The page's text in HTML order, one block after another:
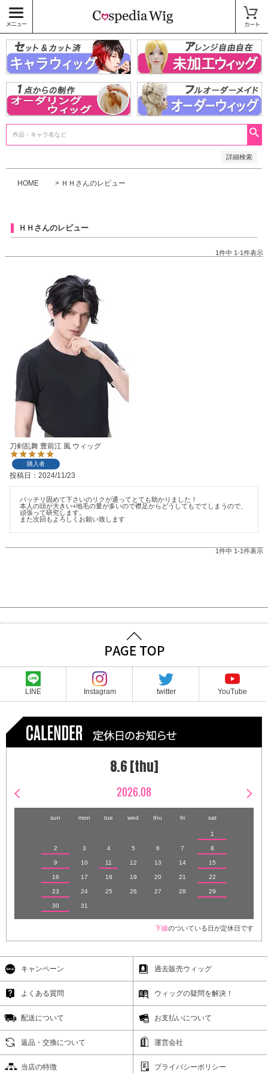
詳細検索
〜
商品タグ
キャラウィッグ
未加工ウィッグ
ベースウィッグ
衣装
SALE中
HOME ＨＨさんのレビュー
ＨＨさんのレビュー
1 件中 1 -1 件表示
刀剣乱舞 豊前江 風 ウィッグ
購入者
投稿日 2024/11/23
バッチリ固めて下さいのリクが通ってとても助かりました！
本人の頭が大きい+地毛の量が多いので襟足からどうしてもでてしまうので、
頑張って研究します。
また次回もよろしくお願い致します
1 件中 1 -1 件表示
LINE Instagram twitter YouTube
8.6 [thu]
2026.08
sun mon tue wed thu fri sat
1
2 3 4 5 6 7 8
9 10 11 12 13 14 15
16 17 18 19 20 21 22
23 24 25 26 27 28 29
30 31
下線のついている日が定休日です
キャンペーン 過去販売ウィッグ
よくある質問 ウィッグの疑問を解決！
配送について お支払いについて
返品・交換について 運営会社
当店の特徴 プライバシーポリシー